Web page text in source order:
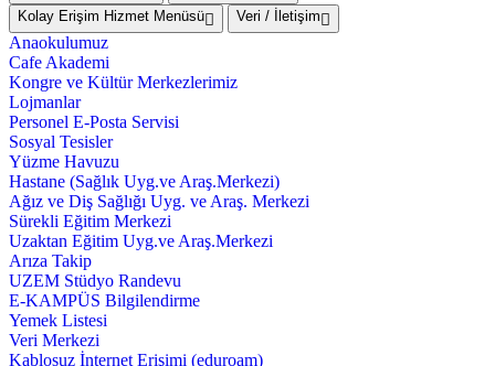
Kolay Erişim Hizmet Menüsü
Veri / İletişim
Anaokulumuz
Cafe Akademi
Kongre ve Kültür Merkezlerimiz
Lojmanlar
Personel E-Posta Servisi
Sosyal Tesisler
Yüzme Havuzu
Hastane (Sağlık Uyg.ve Araş.Merkezi)
Ağız ve Diş Sağlığı Uyg. ve Araş. Merkezi
Sürekli Eğitim Merkezi
Uzaktan Eğitim Uyg.ve Araş.Merkezi
Arıza Takip
UZEM Stüdyo Randevu
E-KAMPÜS Bilgilendirme
Yemek Listesi
Veri Merkezi
Kablosuz İnternet Erişimi (eduroam)